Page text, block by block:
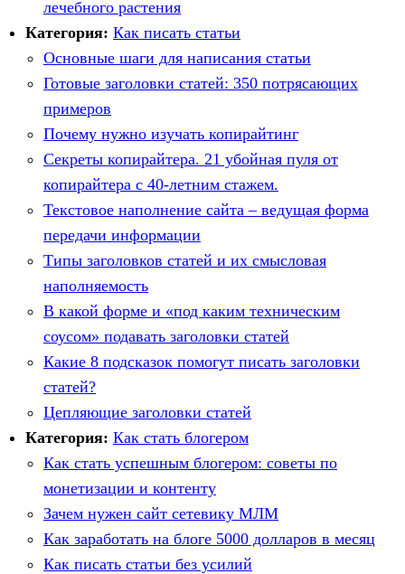
лечебного растения
Категория: Как писать статьи
Основные шаги для написания статьи
Готовые заголовки статей: 350 потрясающих
примеров
Почему нужно изучать копирайтинг
Секреты копирайтера. 21 убойная пуля от
копирайтера с 40-летним стажем.
Текстовое наполнение сайта – ведущая форма
передачи информации
Типы заголовков статей и их смысловая
наполняемость
В какой форме и «под каким техническим
соусом» подавать заголовки статей
Какие 8 подсказок помогут писать заголовки
статей?
Цепляющие заголовки статей
Категория: Как стать блогером
Как стать успешным блогером: советы по
монетизации и контенту
Зачем нужен сайт сетевику МЛМ
Как заработать на блоге 5000 долларов в месяц
Как писать статьи без усилий